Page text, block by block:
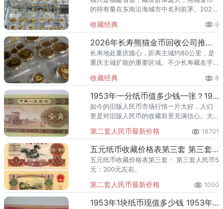
的持有量在东南沿海城市中名列前茅。2026
想趁高出手，却面临一个实际困惑：福州市
面上回收黄金的地方不少，
收藏经典 9
2026年长寿熊猫金币回收公司推荐 长寿哪里回收熊猫金币
长寿地处重庆腹心，距离主城约80公里，是
重庆主城扩能的重要区域。不少长寿藏友手
的近年才从银行购入——持币时间不同，出
手时的策略也应该不同。本文
收藏经典 8
1953年一分纸币值多少钱一张？1953年一分纸币价格
如今的旧版人民币市场行情一片大好，人们
更是对旧版人民币的收藏前景充满信心。大
受关注的就是第4套人民币，其中包括1953年
一分纸币。
第二套人民币最新价格 18701
五元纸币收藏价格表第三套 第三套五元纸币值得收藏吗？
五元纸币收藏价格表第三套： 第三套人民币5
元：300元左右。
第二套人民币最新价格 1050
1953年1块纸币现值多少钱 1953年1块纸币发行背景介绍